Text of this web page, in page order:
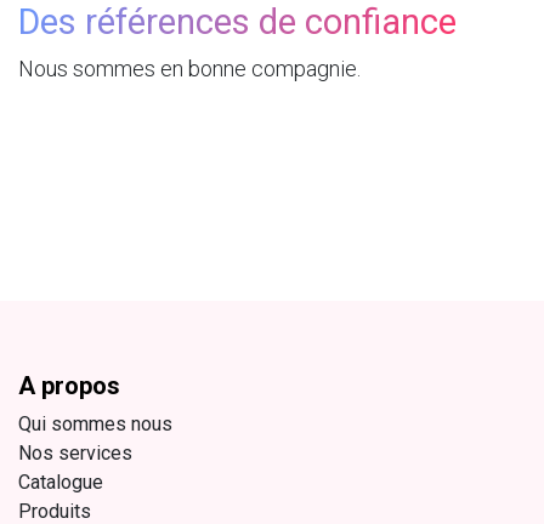
Des références de confiance
Nous sommes en bonne compagnie.
A propos
Qui sommes nous
Nos services
Catalogue
Produits